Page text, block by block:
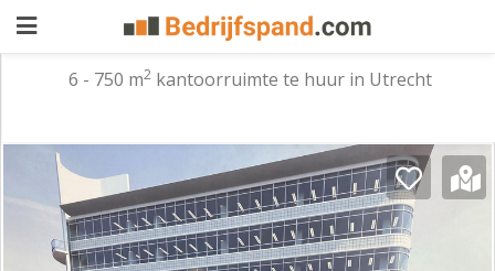
aanbieden
Pand
zoeken
Waarom
6 - 750 m2kantoorruimte te huur in Utrecht